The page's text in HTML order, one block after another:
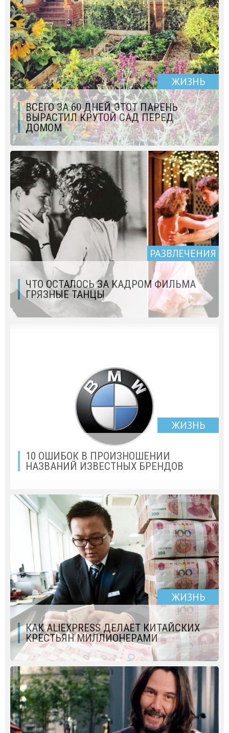
ЖИЗНЬ
ВСЕГО ЗА 60 ДНЕЙ ЭТОТ ПАРЕНЬ
ВЫРАСТИЛ КРУТОЙ САД ПЕРЕД
ДОМОМ
РАЗВЛЕЧЕНИЯ
ЧТО ОСТАЛОСЬ ЗА КАДРОМ ФИЛЬМА
ГРЯЗНЫЕ ТАНЦЫ
ЖИЗНЬ
10 ОШИБОК В ПРОИЗНОШЕНИИ
НАЗВАНИЙ ИЗВЕСТНЫХ БРЕНДОВ
ЖИЗНЬ
КАК ALIEXPRESS ДЕЛАЕТ КИТАЙСКИХ
КРЕСТЬЯН МИЛЛИОНЕРАМИ